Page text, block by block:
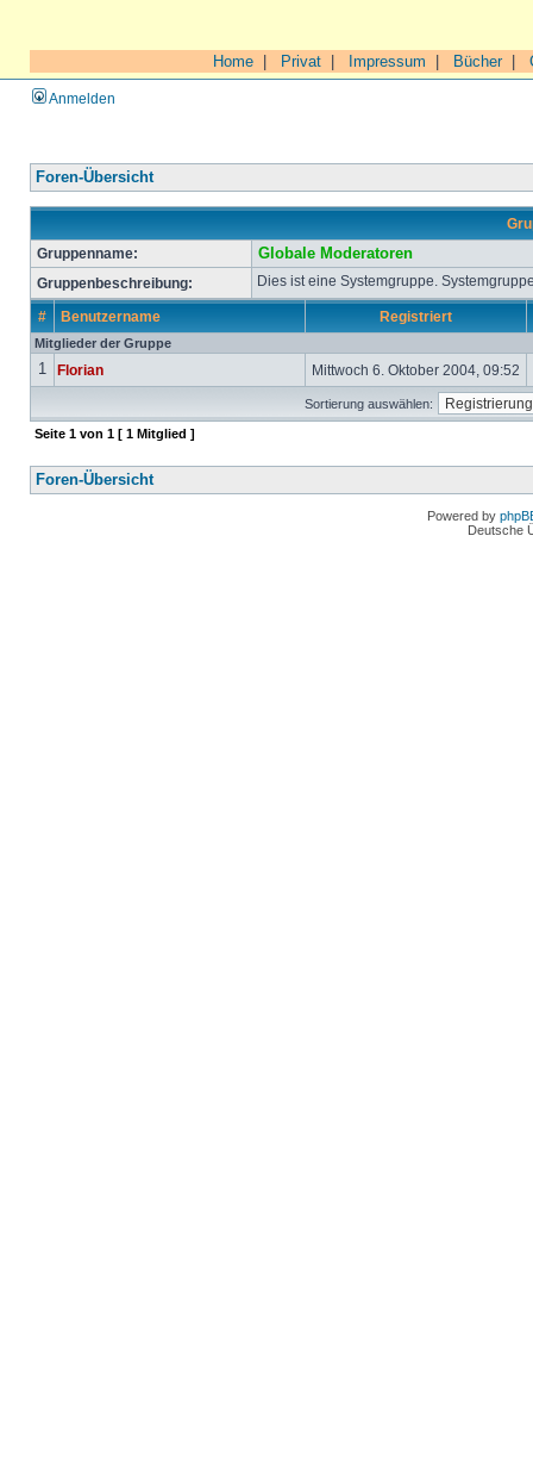
Home Privat Impressum Bücher|
Anmelden
Foren-Übersicht
Gruppenname:
Globale Moderatoren
Gruppenbeschreibung: Dies ist eine Systemgruppe.
# Benutzername Registriert
Mitglieder der Gruppe
1 Florian Mittwoch 6. Oktober 2004, 09:52
Sortierung auswählen:
Seite 1 von 1 [ 1 Mitglied ]
Foren-Übersicht
Powered by
Deutsche